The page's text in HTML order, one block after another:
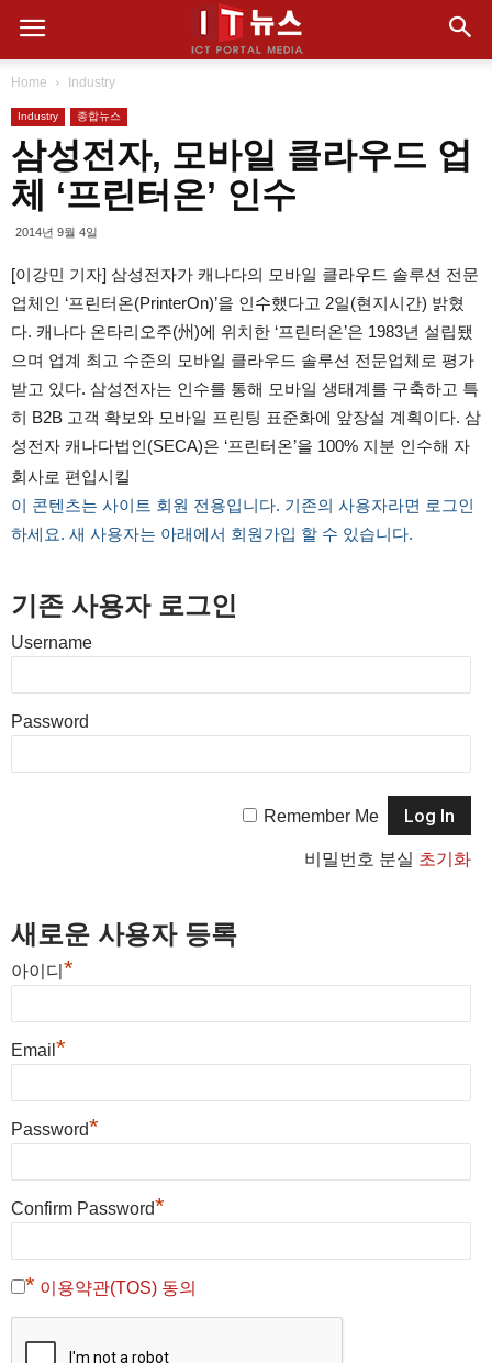
Home Industry
Industry 종합뉴스
삼성전자, 모바일 클라우드 업
체 ‘프린터온’ 인수
2014년 9월 4일
[이강민 기자] 삼성전자가 캐나다의 모바일 클라우드 솔루션 전문
업체인 ‘프린터온(PrinterOn)’을 인수했다고 2일(현지시간) 밝혔
다. 캐나다 온타리오주(州)에 위치한 ‘프린터온’은 1983년 설립됐
으며 업계 최고 수준의 모바일 클라우드 솔루션 전문업체로 평가
받고 있다. 삼성전자는 인수를 통해 모바일 생태계를 구축하고 특
히 B2B 고객 확보와 모바일 프린팅 표준화에 앞장설 계획이다. 삼
성전자 캐나다법인(SECA)은 ‘프린터온’을 100% 지분 인수해 자
회사로 편입시킬
이 콘텐츠는 사이트 회원 전용입니다. 기존의 사용자라면 로그인
하세요. 새 사용자는 아래에서 회원가입 할 수 있습니다.
기존 사용자 로그인
Username
Password
Remember Me
비밀번호 분실 초기화
새로운 사용자 등록
아이디 *
Email *
Password*
Confirm Password*
* 이용약관(TOS) 동의